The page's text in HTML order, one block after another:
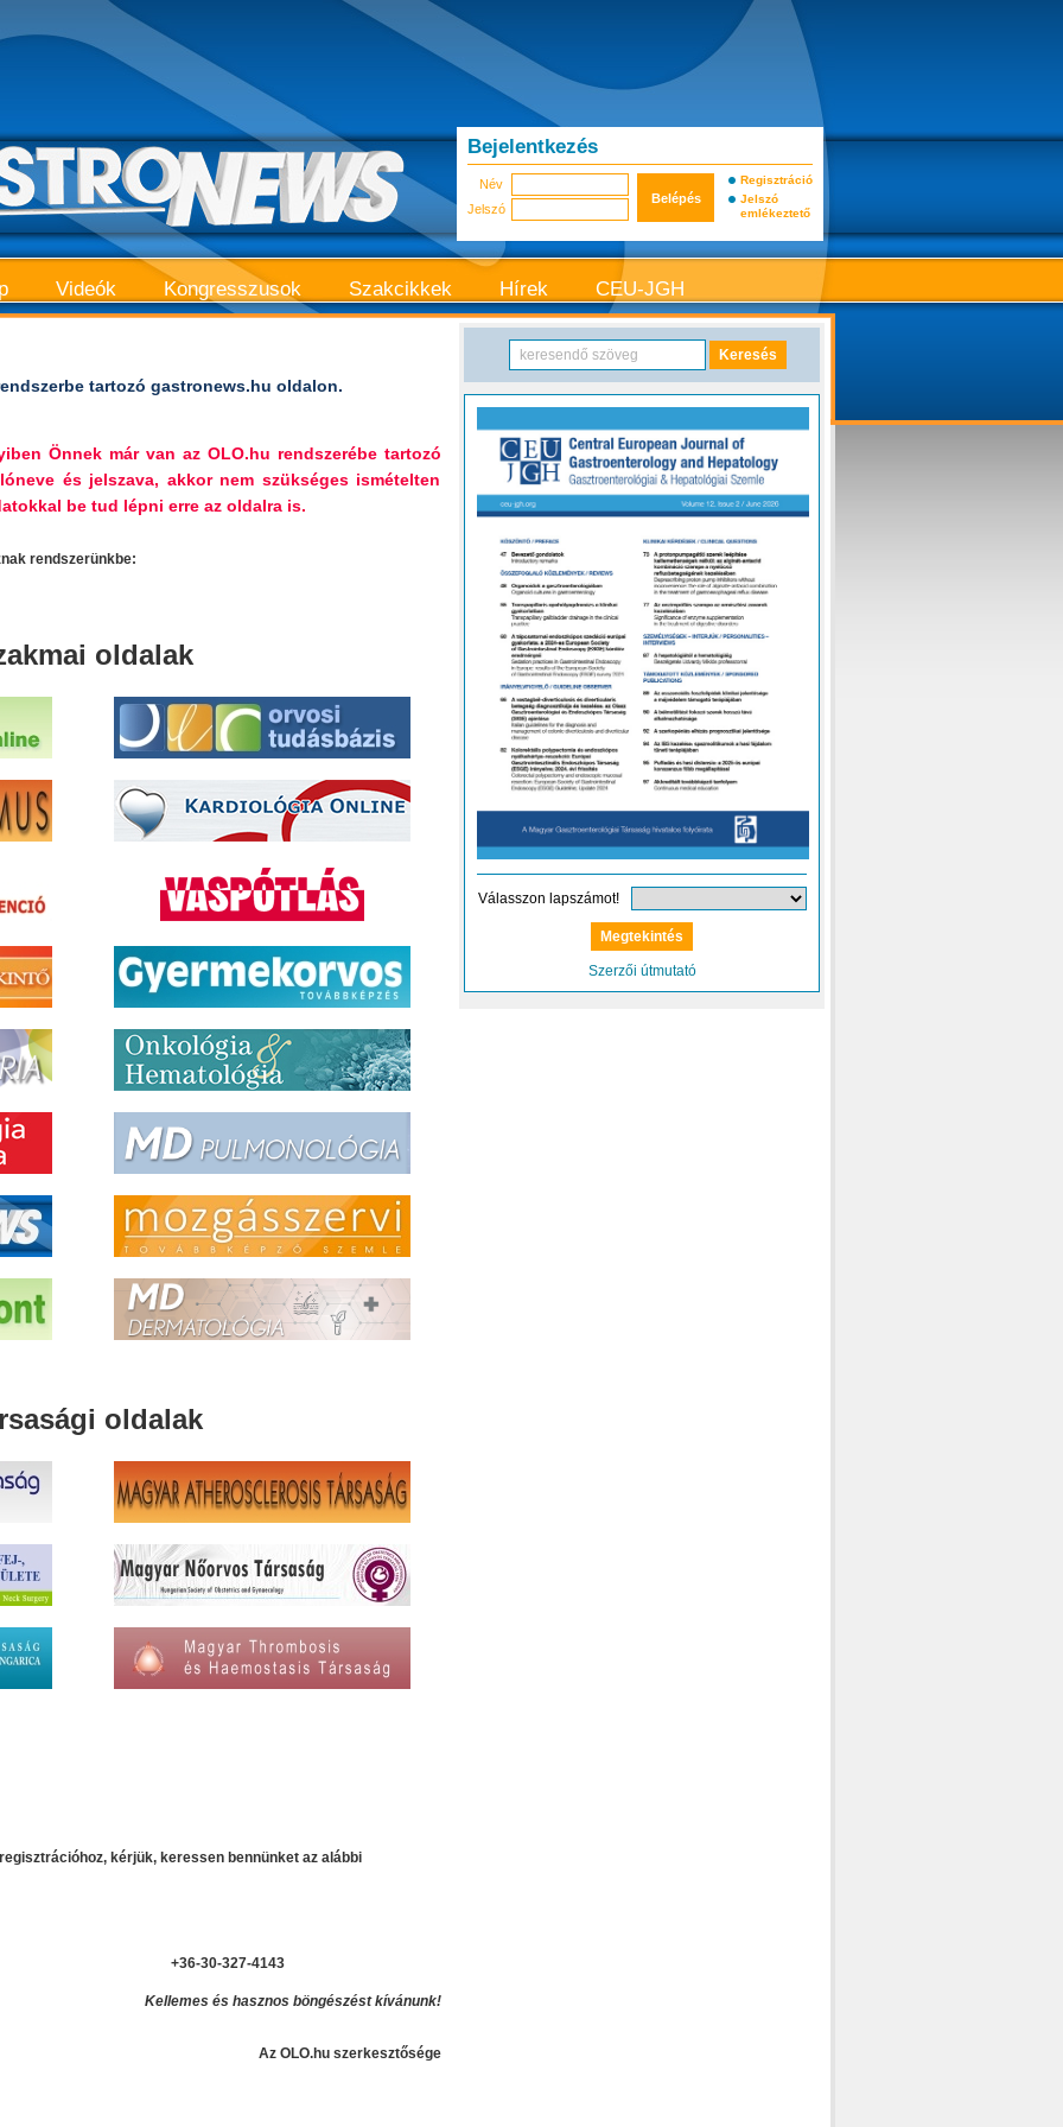
Bejelentkezés
Regisztráció
Jelszó
emlékeztető
Név
Jelszó
Videók Kongresszusok Szakcikkek Hírek CEU-JGH
tartozó gastronews.hu oldalon.
Önnek már van az OLO.hu rendszerébe tartozó
és jelszava, akkor nem szükséges ismételten
be tud lépni erre az oldalra is.
rendszerünkbe:
oldalak
oldalak
kérjük, keressen bennünket az alábbi
+36-30-327-4143
Kellemes és hasznos böngészést kívánunk!
Az OLO.hu szerkesztősége
Válasszon lapszámot!
Szerzői útmutató